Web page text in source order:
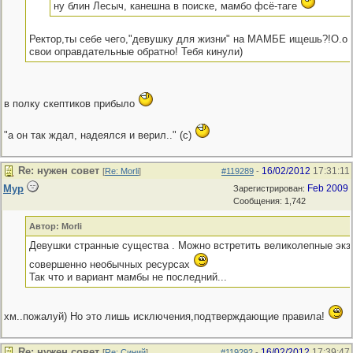
ну блин Лесыч, канешна в поиске, мамбо фсё-таге
Ректор,ты себе чего,"девушку для жизни" на МАМБЕ ищешь?!О.о
свои оправдательные обратно! Тебя кинули)
в полку скептиков прибыло
"а он так ждал, надеялся и верил.." (с)
#119289 - 16/02/2012 17:31:11
Re: нужен совет [Re: Morli]
Зарегистрирован: Feb 2009
Сообщения: 1,742
Мур
Автор: Morli
Девушки странные существа . Можно встретить великолепные
совершенно необычных ресурсах
Так что и вариант мамбы не последний...
хм..пожалуй) Но это лишь исключения,подтверждающие правила!